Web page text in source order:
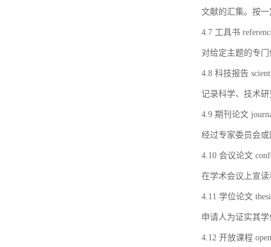
文献的汇集。按
4.7 工具书
对给定主题的专
4.8 科技报告
记录科学、技术
4.9 期刊论文
经过专家委员会
4.10 会议论文
在学术会议上宣
4.11 学位论文
申请人为证实其
4.12 开放课程